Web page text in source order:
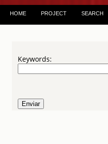
HOME PROJECT SEARCH
Keywords: